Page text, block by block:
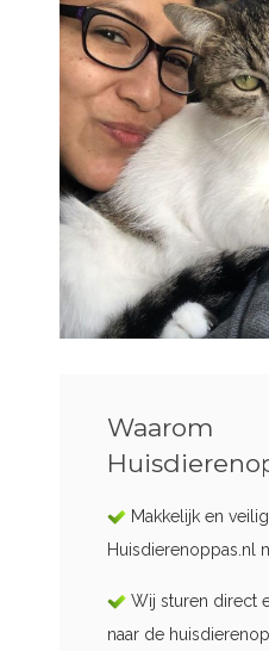
Waarom
Makkelijk en
Huisdierenoppas.nl
Wij sturen direct
naar de